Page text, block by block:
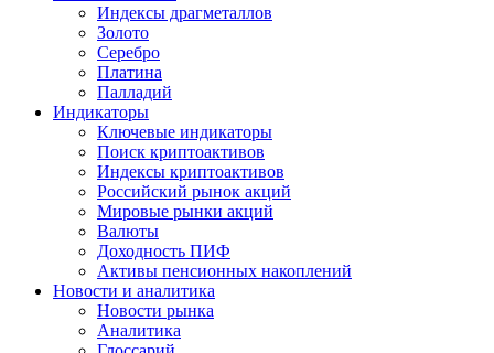
Индексы драгметаллов
Золото
Серебро
Платина
Палладий
Индикаторы
Ключевые индикаторы
Поиск криптоактивов
Индексы криптоактивов
Российский рынок акций
Мировые рынки акций
Валюты
Доходность ПИФ
Активы пенсионных накоплений
Новости и аналитика
Новости рынка
Аналитика